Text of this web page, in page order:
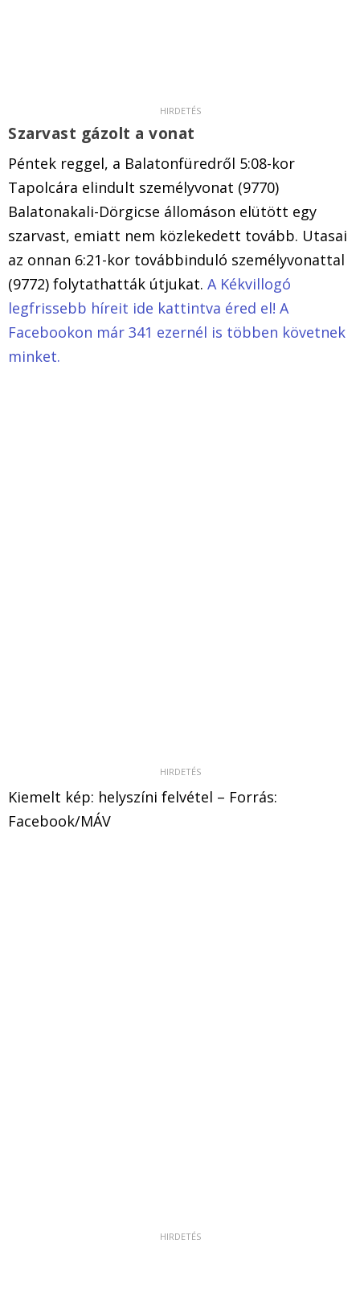
Szarvast gázolt a vonat
Péntek reggel, a Balatonfüredről 5:08-kor
Tapolcára elindult személyvonat (9770)
Balatonakali-Dörgicse állomáson elütött egy
szarvast, emiatt nem közlekedett tovább. Utasai
az onnan 6:21-kor továbbinduló személyvonattal
(9772) folytathatták útjukat. A Kékvillogó
legfrissebb híreit ide kattintva éred el! A
Facebookon már 341 ezernél is többen követnek
minket.
Kiemelt kép: helyszíni felvétel – Forrás:
Facebook/MÁV